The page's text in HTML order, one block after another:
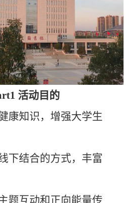
活动目的
康知识，增强大学生
下结合的方式，丰富
题互动和正向能量传